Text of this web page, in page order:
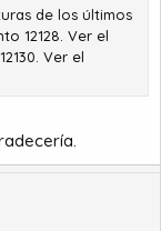
de los últimos
12128 Ver el
Ver el